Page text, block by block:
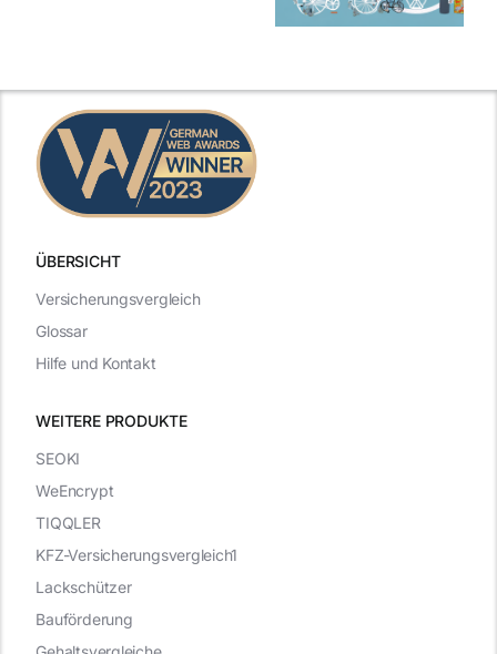
ÜBERSICHT
WEITERE PRODUKTE
Versicherungsvergleich
Glossar
Hilfe und Kontakt
SEOKI
WeEncrypt
TIQQLER
KFZ-Versicherungsvergleich1
Lackschützer
Bauförderung